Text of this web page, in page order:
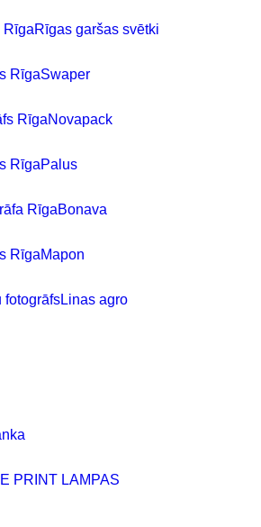
Rīgas garšas svētki
Swaper
Novapack
Palus
Bonava
Mapon
Linas agro
PRINT LAMPAS